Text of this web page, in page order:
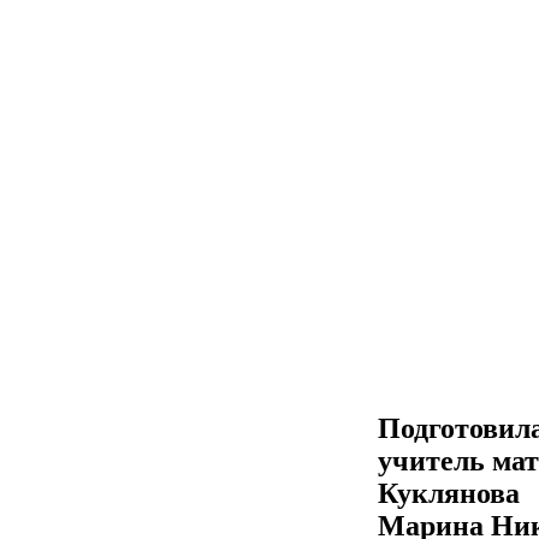
учитель
Куклянова
Марина